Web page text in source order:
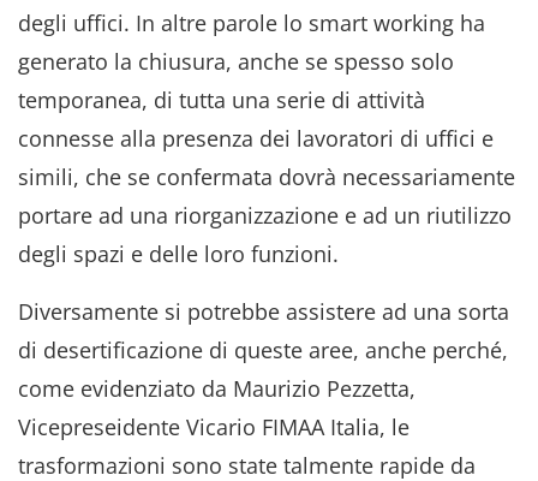
degli uffici. In altre parole lo smart working ha
generato la chiusura, anche se spesso solo
temporanea, di tutta una serie di attività
connesse alla presenza dei lavoratori di uffici e
simili, che se confermata dovrà necessariamente
portare ad una riorganizzazione e ad un riutilizzo
degli spazi e delle loro funzioni.
Diversamente si potrebbe assistere ad una sorta
di desertificazione di queste aree, anche perché,
come evidenziato da Maurizio Pezzetta,
Vicepreseidente Vicario FIMAA Italia, le
trasformazioni sono state talmente rapide da